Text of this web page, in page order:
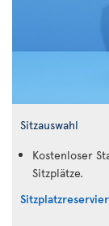
Sitzauswahl
Kostenloser
Sitzplätze.